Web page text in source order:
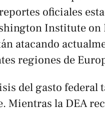
oficiales
Institute on
atacando
regiones de
del gasto federal
Mientras la DEA